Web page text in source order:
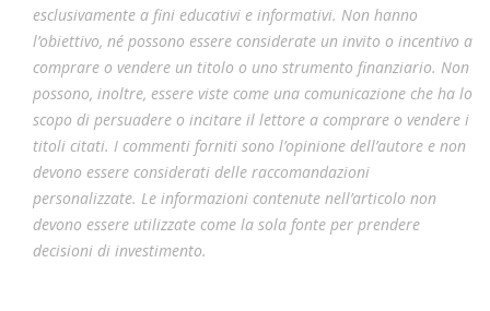
esclusivamente a fini educativi e informativi. Non hanno
l’obiettivo, né possono essere considerate un invito o incentivo a
comprare o vendere un titolo o uno strumento finanziario. Non
possono, inoltre, essere viste come una comunicazione che ha lo
scopo di persuadere o incitare il lettore a comprare o vendere i
titoli citati. I commenti forniti sono l’opinione dell’autore e non
devono essere considerati delle raccomandazioni
personalizzate. Le informazioni contenute nell’articolo non
devono essere utilizzate come la sola fonte per prendere
decisioni di investimento.